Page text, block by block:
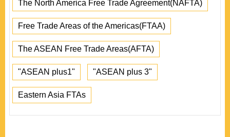
The North America Free Trade Agreement(NAFTA)
Free Trade Areas of the Americas(FTAA)
The ASEAN Free Trade Areas(AFTA)
"ASEAN plus1" "ASEAN plus 3"
Eastern Asia FTAs